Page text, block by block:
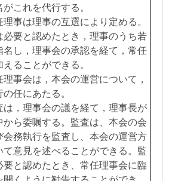
これを代行する。
事は理事の互選により定める。
必要と認めたとき，理事のうち若
名し，理事会の承認を経て，常任
ることができる。
事会は，本会の運営について，
任にあたる。
，理事会の議を経て，理事長が
から委嘱する。監査は、本会の会
会務執行を監査し、本会の運営方
て意見を述べることができる。監
要と認めたとき、常任理事会に臨